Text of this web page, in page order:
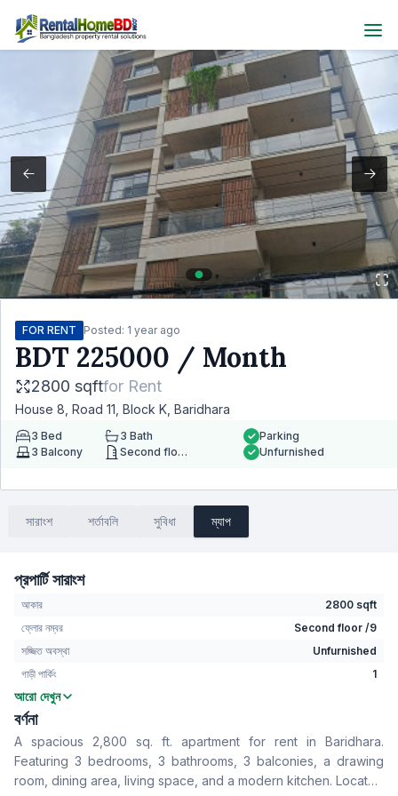
FOR RENT Posted: 1 year ago
BDT 225000 / Month
2800 sqftfor Rent
House 8, Road 11, Block K, Baridhara
3 Bed 3 Bath
3 Balcony Second floor
Parking
Unfurnished
সারাংশ শর্তাবলি সুবিধা ম্যাপ
প্রপার্টি সারাংশ
আকার
2800 sqft
ফ্লোর নম্বর
Second floor /9
সজ্জিত অবস্থা
Unfurnished
গাড়ী পার্কিং
1
বেডরুম
বাথরুম
বসার রুম
No
Drawing Room
Yes
খাবার রুম
Yes
আরো দেখুন
বর্ণনা
A spacious 2,800 sq. ft. apartment for rent in Baridhara.
Featuring 3 bedrooms, 3 bathrooms, 3 balconies, a drawing
room, dining area, living space, and a modern kitchen. Located